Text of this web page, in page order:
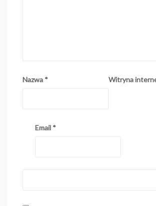
Nazwa *
Email *
Witryna